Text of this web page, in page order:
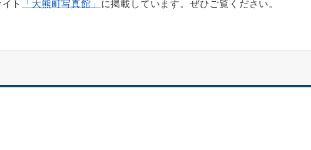
ト 「大熊町写真館」 に掲載しています。ぜひご覧ください。